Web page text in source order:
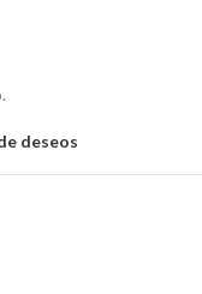
deseos